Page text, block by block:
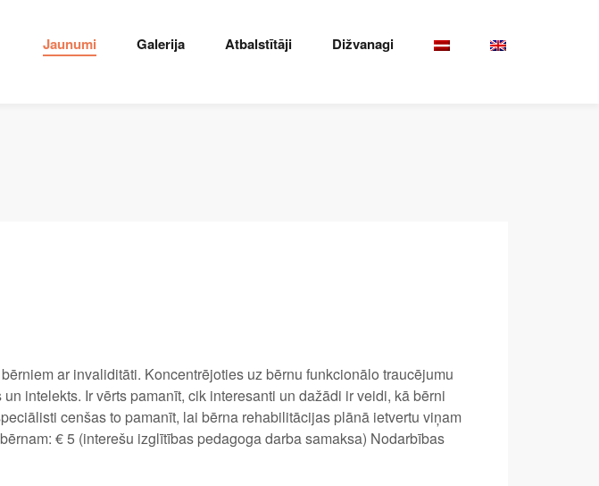
Jaunumi Galerija Atbalstītāji Dižvanagi
ar invaliditāti. Koncentrējoties uz bērnu funkcionālo traucējumu
intelekts. Ir vērts pamanīt, cik interesanti un dažādi ir veidi, kā bērni
cenšas to pamanīt, lai bērna rehabilitācijas plānā ietvertu viņam
€ 5 (interešu izglītības pedagoga darba samaksa) Nodarbības